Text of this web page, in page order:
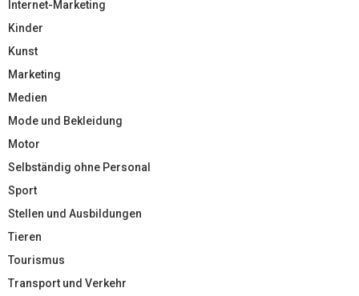
Internet-Marketing
Kinder
Kunst
Marketing
Medien
Mode und Bekleidung
Motor
Selbständig ohne Personal
Sport
Stellen und Ausbildungen
Tieren
Tourismus
Transport und Verkehr